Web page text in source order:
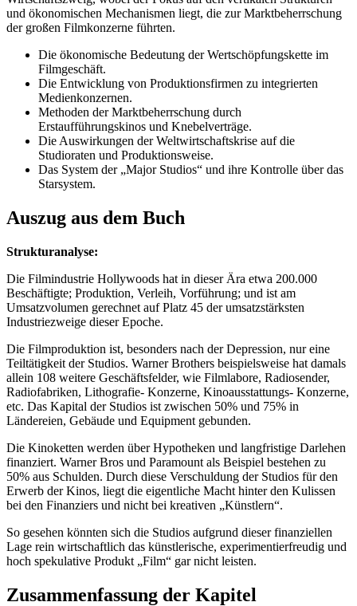
und ökonomischen Mechanismen liegt, die zur Marktbeherrschung
der großen Filmkonzerne führten.
Die ökonomische Bedeutung der Wertschöpfungskette im
Filmgeschäft.
Die Entwicklung von Produktionsfirmen zu integrierten
Medienkonzernen.
Methoden der Marktbeherrschung durch
Erstaufführungskinos und Knebelverträge.
Die Auswirkungen der Weltwirtschaftskrise auf die
Studioraten und Produktionsweise.
Das System der „Major Studios“ und ihre Kontrolle über das
Starsystem.
Auszug aus dem Buch
Strukturanalyse:
Die Filmindustrie Hollywoods hat in dieser Ära etwa 200.000
Beschäftigte; Produktion, Verleih, Vorführung; und ist am
Umsatzvolumen gerechnet auf Platz 45 der umsatzstärksten
Industriezweige dieser Epoche.
Die Filmproduktion ist, besonders nach der Depression, nur eine
Teiltätigkeit der Studios. Warner Brothers beispielsweise hat damals
allein 108 weitere Geschäftsfelder, wie Filmlabore, Radiosender,
Radiofabriken, Lithografie- Konzerne, Kinoausstattungs- Konzerne,
etc. Das Kapital der Studios ist zwischen 50% und 75% in
Ländereien, Gebäude und Equipment gebunden.
Die Kinoketten werden über Hypotheken und langfristige Darlehen
finanziert. Warner Bros und Paramount als Beispiel bestehen zu
50% aus Schulden. Durch diese Verschuldung der Studios für den
Erwerb der Kinos, liegt die eigentliche Macht hinter den Kulissen
bei den Finanziers und nicht bei kreativen „Künstlern“.
So gesehen könnten sich die Studios aufgrund dieser finanziellen
Lage rein wirtschaftlich das künstlerische, experimentierfreudig und
hoch spekulative Produkt „Film“ gar nicht leisten.
Zusammenfassung der Kapitel